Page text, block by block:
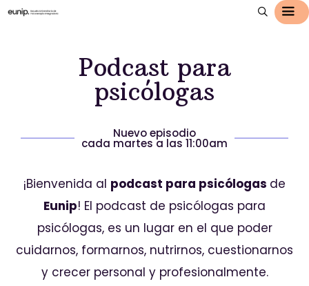
Podcast para
psicólogas
Nuevo episodio
cada martes a las 11:00am
¡Bienvenida al podcast para psicólogas de
Eunip! El podcast de psicólogas para
psicólogas, es un lugar en el que poder
cuidarnos, formarnos, nutrirnos, cuestionarnos
y crecer personal y profesionalmente.